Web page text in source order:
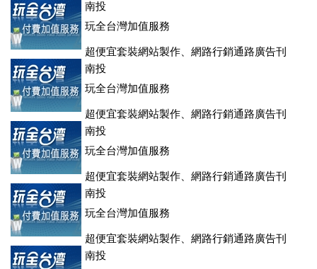
登、訂房系統、客房委託旅行社銷售，全面優惠中....
南投
玩全台灣加值服務
超便宜套裝網站製作、網路行銷通路廣告刊
登、訂房系統、客房委託旅行社銷售，全面優惠中....
南投
玩全台灣加值服務
超便宜套裝網站製作、網路行銷通路廣告刊
登、訂房系統、客房委託旅行社銷售，全面優惠中....
南投
玩全台灣加值服務
超便宜套裝網站製作、網路行銷通路廣告刊
登、訂房系統、客房委託旅行社銷售，全面優惠中....
南投
玩全台灣加值服務
超便宜套裝網站製作、網路行銷通路廣告刊
登、訂房系統、客房委託旅行社銷售，全面優惠中....
南投